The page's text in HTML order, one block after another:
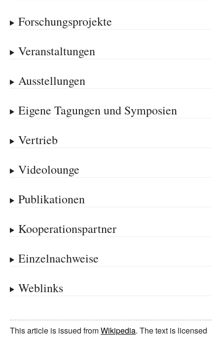
Forschungsprojekte
Veranstaltungen
Ausstellungen
Eigene Tagungen und Symposien
Vertrieb
Videolounge
Publikationen
Kooperationspartner
Einzelnachweise
Weblinks
This article is issued fromWikipedia. The text is licensed